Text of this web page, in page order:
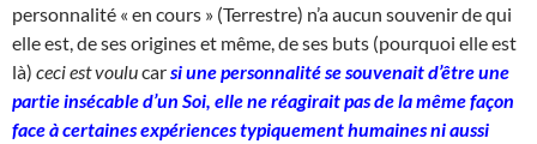
personnalité « en cours » (Terrestre) n’a aucun souvenir de qui
elle est, de ses origines et même, de ses buts (pourquoi elle est
là) ceci est voulucarsi une personnalité se souvenait d’être une
partie insécable d’un Soi, elle ne réagirait pas de la même façon
face à certaines expériences typiquement humaines ni aussi